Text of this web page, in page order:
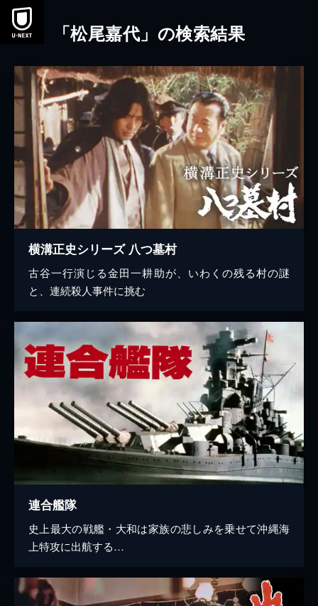
本文へスキップ
「松尾嘉代」の検索結果
横溝正史シリーズ 八つ墓村
古谷一行演じる金田一耕助が、いわくの残る村の謎
と、連続殺人事件に挑む
連合艦隊
史上最大の戦艦・大和は家族の悲しみを乗せて沖縄海
上特攻に出航する…